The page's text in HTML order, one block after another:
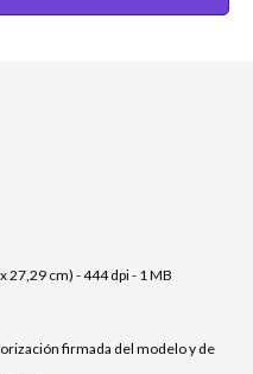
27,29 cm) - 444 dpi - 1 MB
firmada del modelo y de